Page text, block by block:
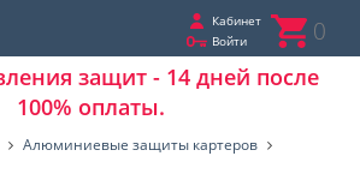
Кабинет
Войти
0
защит - 14 дней после
100% оплаты.
Алюминиевые защиты картеров